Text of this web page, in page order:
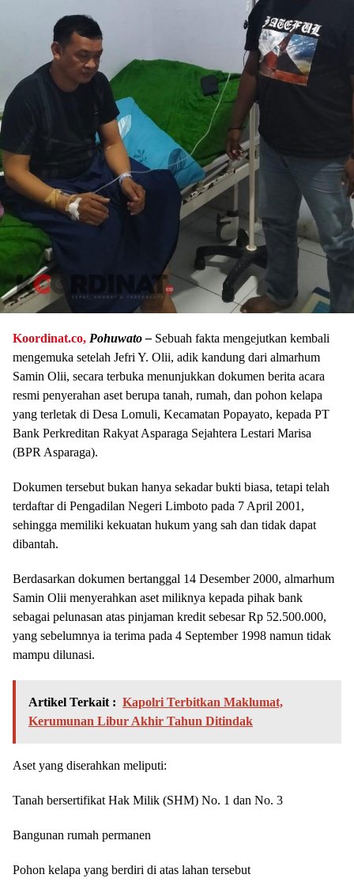
Koordinat.co, Pohuwato – Sebuah fakta mengejutkan kembali
mengemuka setelah Jefri Y. Olii, adik kandung dari almarhum
Samin Olii, secara terbuka menunjukkan dokumen berita acara
resmi penyerahan aset berupa tanah, rumah, dan pohon kelapa
yang terletak di Desa Lomuli, Kecamatan Popayato, kepada PT
Bank Perkreditan Rakyat Asparaga Sejahtera Lestari Marisa
(BPR Asparaga).
Dokumen tersebut bukan hanya sekadar bukti biasa, tetapi telah
terdaftar di Pengadilan Negeri Limboto pada 7 April 2001,
sehingga memiliki kekuatan hukum yang sah dan tidak dapat
dibantah.
Berdasarkan dokumen bertanggal 14 Desember 2000, almarhum
Samin Olii menyerahkan aset miliknya kepada pihak bank
sebagai pelunasan atas pinjaman kredit sebesar Rp 52.500.000,
yang sebelumnya ia terima pada 4 September 1998 namun tidak
mampu dilunasi.
Artikel Terkait : Kapolri Terbitkan Maklumat,
Kerumunan Libur Akhir Tahun Ditindak
Aset yang diserahkan meliputi:
Tanah bersertifikat Hak Milik (SHM) No. 1 dan No. 3
Bangunan rumah permanen
Pohon kelapa yang berdiri di atas lahan tersebut